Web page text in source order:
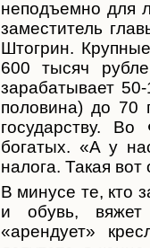
неподъемно для
заместитель
Штогрин.
600 тысяч
зарабатывает
половина) до 70
государству.
богатых. «А у
налога. Такая
В минусе те, кто
и обувь, вяжет
«арендует»